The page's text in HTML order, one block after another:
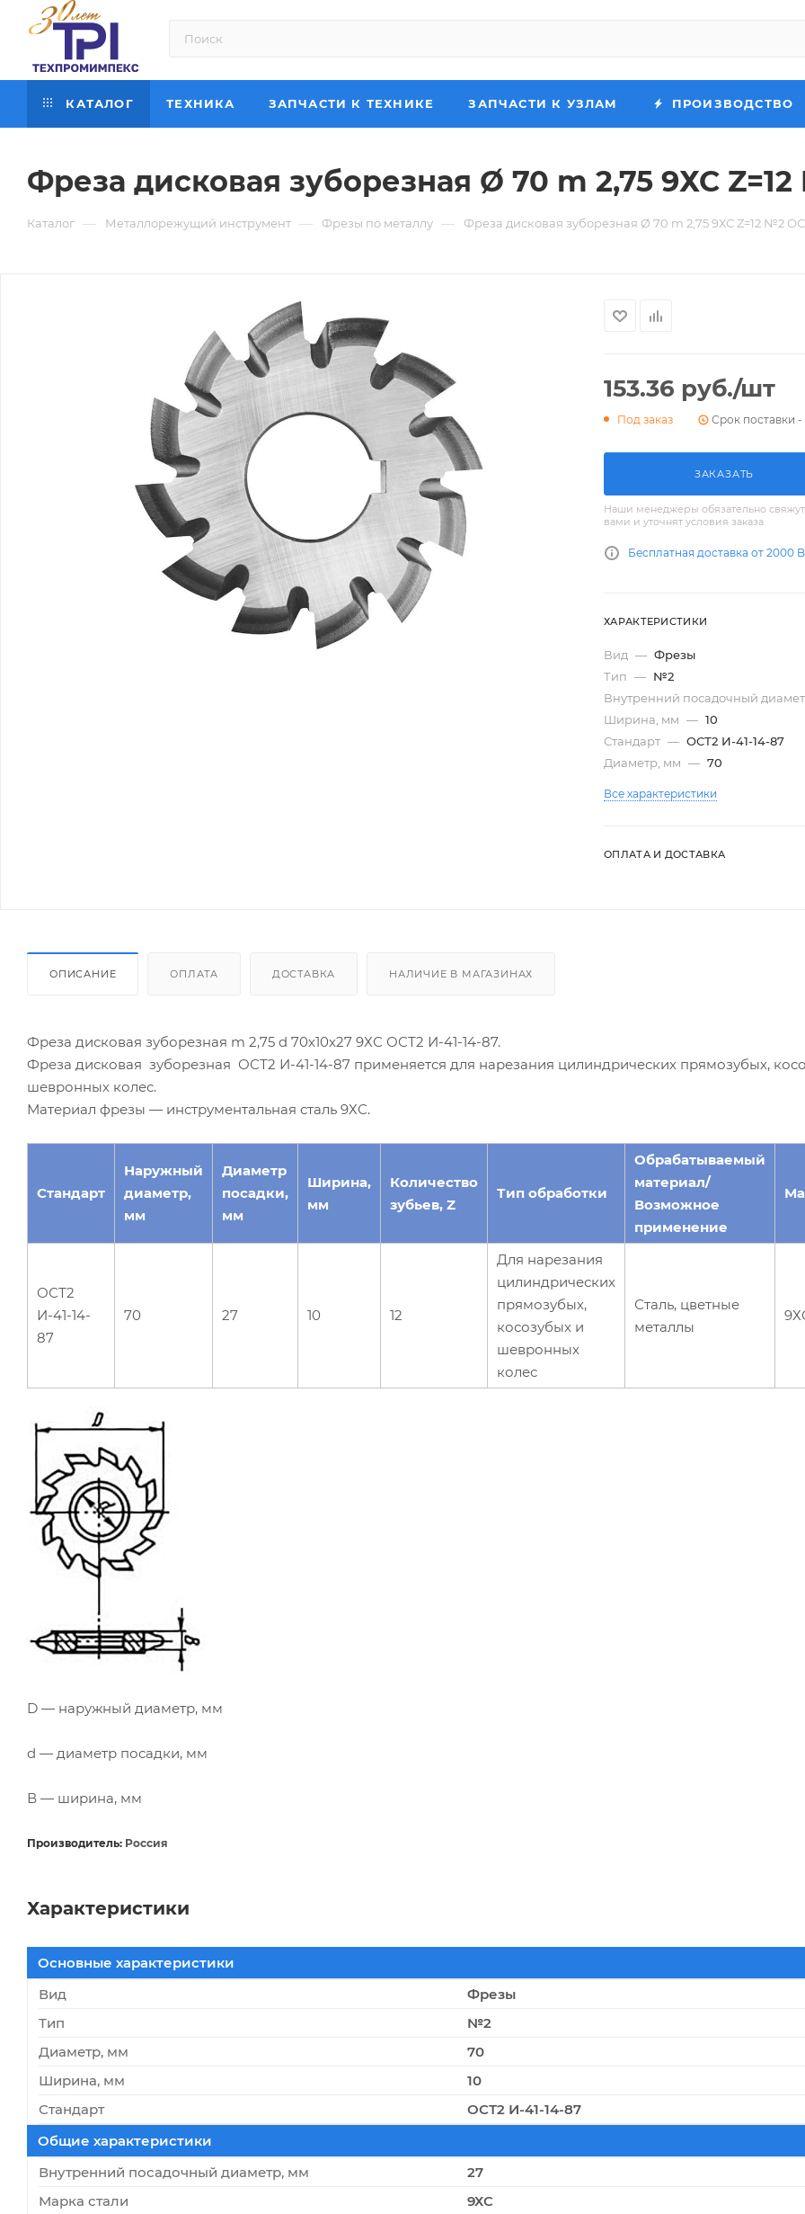
КАТАЛОГ ТЕХНИКА ЗАПЧАСТИ К ТЕХНИКЕ ЗАПЧАСТИ К УЗЛАМ ПРОИЗВОДСТВО
Фреза дисковая зуборезная Ø 70 m 2,75 9ХС
Каталог — Металлорежущий инструмент — Фрезы по металлу — Фреза дисковая зуборезная Ø 70 m 2,75 9ХС Z=12 №2
153.36 руб./шт
Под заказ Срок поставки -
ЗАКАЗАТЬ
Наши менеджеры обязательно
вами и уточнят условия заказа
Бесплатная доставка от 2000
ХАРАКТЕРИСТИКИ
Вид — Фрезы
Тип — №2
Внутренний посадочный
Ширина, мм — 10
Стандарт — ОСТ2 И-41-14-87
Диаметр, мм — 70
Все характеристики
ОПЛАТА И ДОСТАВКА
ОПИСАНИЕ ОПЛАТА ДОСТАВКА НАЛИЧИЕ В МАГАЗИНАХ
Фреза дисковая зуборезная m 2,75 d 70х10х27 9ХС ОСТ2 И-41-14-87.
Фреза дисковая зуборезная ОСТ2 И-41-14-87 применяется для нарезания цилиндрических прямозубых,
шевронных колес.
Материал фрезы — инструментальная сталь 9ХС.
Стандарт
Наружный
диаметр,
мм
Диаметр
посадки,
мм
Ширина,
мм
Количество
зубьев, Z
Тип обработки
Обрабатываемый
материал/
Возможное
применение
ОСТ2
И-41-14-
87
70 27 10 12
Для нарезания
цилиндрических
прямозубых,
косозубых и
шевронных
колес
Сталь, цветные
металлы
D — наружный диаметр, мм
d — диаметр посадки, мм
В — ширина, мм
Производитель: Россия
Характеристики
Основные характеристики
Вид
Фрезы
Тип
№2
Диаметр, мм
70
Ширина, мм
10
Стандарт
ОСТ2 И-41-14-87
Общие характеристики
Внутренний посадочный диаметр, мм
27
Марка стали
9ХС